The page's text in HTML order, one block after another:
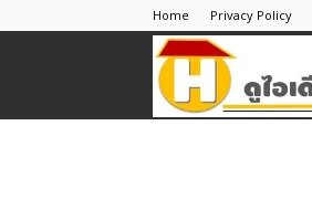
Home Privacy Policy